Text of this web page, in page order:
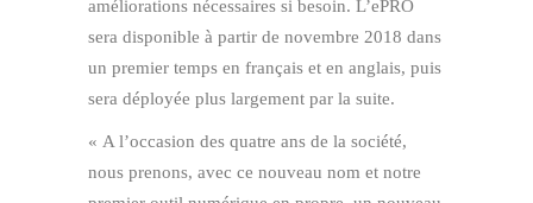
améliorations nécessaires si besoin. L’ePRO
sera disponible à partir de novembre 2018 dans
un premier temps en français et en anglais, puis
sera déployée plus largement par la suite.
« A l’occasion des quatre ans de la société,
nous prenons, avec ce nouveau nom et notre